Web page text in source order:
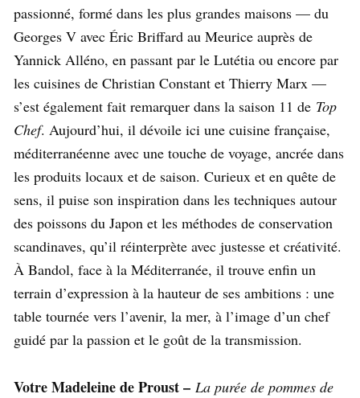
passionné, formé dans les plus grandes maisons — du
Georges V avec Éric Briffard au Meurice auprès de
Yannick Alléno, en passant par le Lutétia ou encore par
les cuisines de Christian Constant et Thierry Marx —
s’est également fait remarquer dans la saison 11 de Top
Chef. Aujourd’hui, il dévoile ici une cuisine française,
méditerranéenne avec une touche de voyage, ancrée dans
les produits locaux et de saison. Curieux et en quête de
sens, il puise son inspiration dans les techniques autour
des poissons du Japon et les méthodes de conservation
scandinaves, qu’il réinterprète avec justesse et créativité.
À Bandol, face à la Méditerranée, il trouve enfin un
terrain d’expression à la hauteur de ses ambitions : une
table tournée vers l’avenir, la mer, à l’image d’un chef
guidé par la passion et le goût de la transmission.
Votre Madeleine de Proust – La purée de pommes de